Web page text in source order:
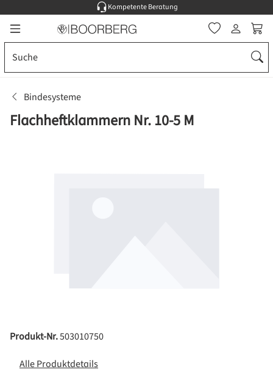
Zum Hauptinhalt springen
Kompetente Beratung
Bindesysteme
Flachheftklammern Nr. 10-5 M
Produkt-Nr.503010750
Alle Produktdetails